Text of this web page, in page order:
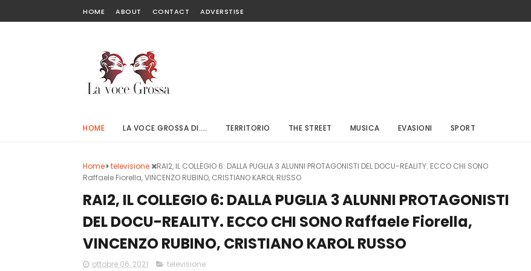
HOME ABOUT CONTACT ADVERSTISE
HOME LA VOCE GROSSA DI.... TERRITORIO THE STREET MUSICA EVASIONI SPORT
Home televisione
RAI2, IL COLLEGIO 6: DALLA PUGLIA 3 ALUNNI PROTAGONISTI DEL DOCU-REALITY. ECCO CHI SONO
Raffaele Fiorella, VINCENZO RUBINO, CRISTIANO KAROL RUSSO
RAI2, IL COLLEGIO 6: DALLA PUGLIA 3 ALUNNI PROTAGONISTI
DEL DOCU-REALITY. ECCO CHI SONO Raffaele Fiorella,
VINCENZO RUBINO, CRISTIANO KAROL RUSSO
ottobre 06, 2021 televisione